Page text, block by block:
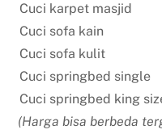
Cuci karpet masjid
Cuci sofa kain
Cuci sofa kulit
Cuci springbed single
Cuci springbed king
(Harga bisa berbeda